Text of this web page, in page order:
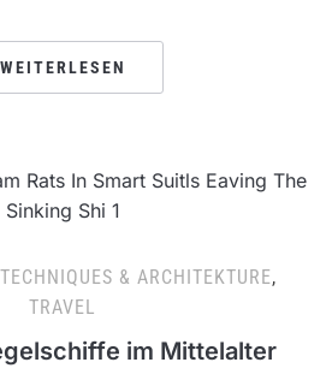
WEITERLESEN
TECHNIQUES & ARCHITEKTURE,
TRAVEL
im Mittelalter